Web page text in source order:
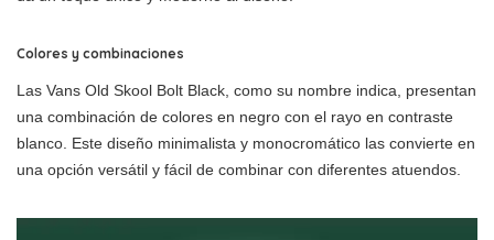
Colores y combinaciones
Las Vans Old Skool Bolt Black, como su nombre indica, presentan
una combinación de colores en negro con el rayo en contraste
blanco. Este diseño minimalista y monocromático las convierte en
una opción versátil y fácil de combinar con diferentes atuendos.